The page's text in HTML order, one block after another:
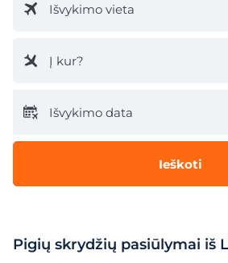
Išvykimo vieta
Į kur?
Išvykimo data
Ieškoti
Pigių skrydžių pasiūlymai iš